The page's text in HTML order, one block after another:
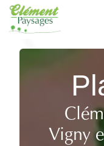
Vigny
Panneau de gestion